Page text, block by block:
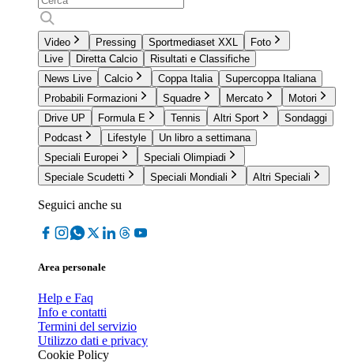
Video Pressing Sportmediaset XXL
Foto
Live
Diretta Calcio
Risultati e Classifiche
News Live
Calcio Coppa Italia
Supercoppa Italiana
Probabili Formazioni
Squadre Mercato
Motori
Drive UP
Formula E Tennis Altri Sport
Sondaggi
Podcast
Lifestyle
Un libro a settimana
Speciali Europei
Speciali Olimpiadi
Speciale Scudetti
Speciali Mondiali Altri Speciali
Seguici anche su
Area personale
Help e Faq
Info e contatti
Termini del servizio
Utilizzo dati e privacy
Cookie Policy